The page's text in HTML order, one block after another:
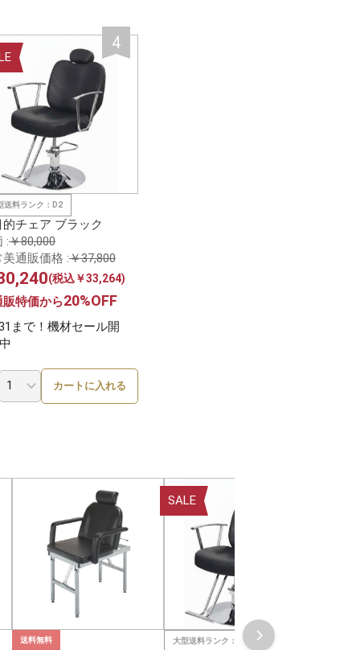
送料ランク：D2
的チェア ブラック
:￥80,000
美通販価格 :￥37,800
(税込￥33,264)
販特価から20%OFF
まで！機材セール開
カートに入れる
送料無料
SALE
大型送料ランク：D2